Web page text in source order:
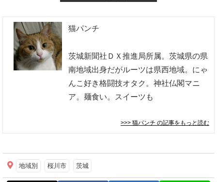
猫パンチ
茨城新聞社ＤＸ推進局所属。茨城県の県
南地域出身だがルーツは県西地域。にゃ
んこ好き格闘技オタク。神社仏閣マニ
ア。麺食い。スイーツも
>>> 猫パンチ の記事をもっと読む
地域別 桜川市 茨城